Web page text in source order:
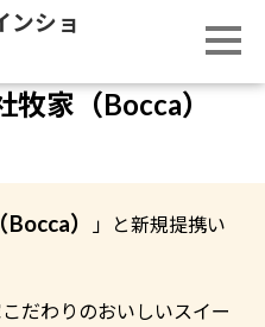
牧家（Bocca）
）
」と新規提携い
だわりのおいしいスイー